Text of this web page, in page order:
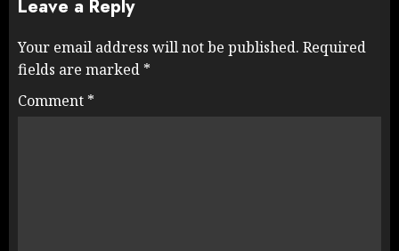
Leave a Reply
Your email address will not be published. Required
fields are marked *
Comment *